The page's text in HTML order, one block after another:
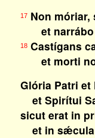
17Non móriar,
et narrábo
18Castígans
et morti
Glória Patri et
et Spirítui
sicut erat in
et in sǽcula